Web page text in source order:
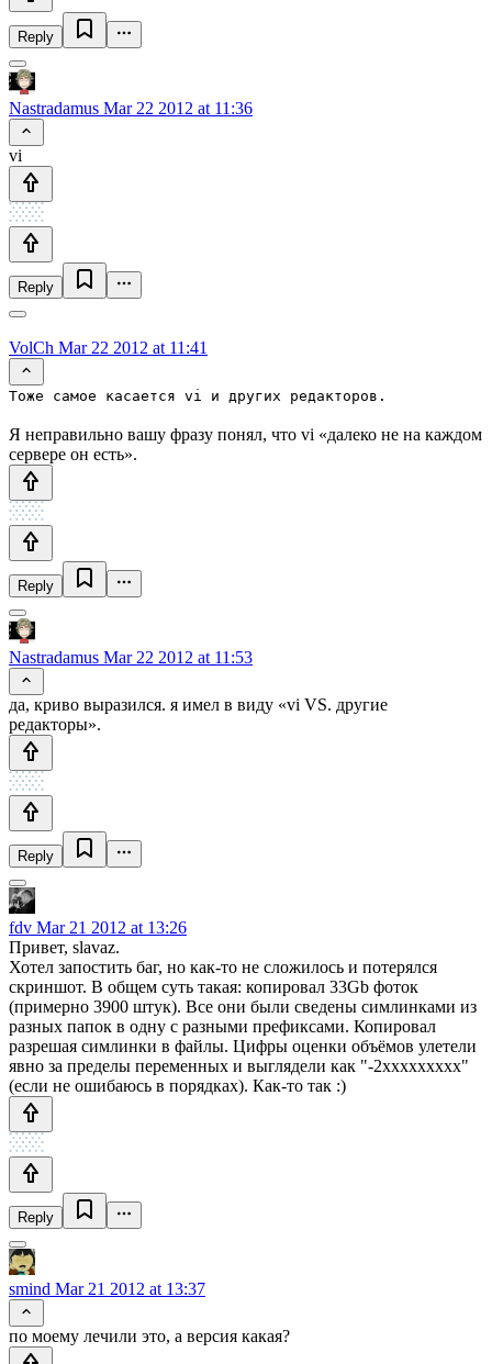
Reply
Nastradamus Mar 22 2012 at 11:36
vi
Reply
VolCh Mar 22 2012 at 11:41
Тоже самое касается vi и других редакторов.
Я неправильно вашу фразу понял, что vi «далеко не на каждом
сервере он есть».
Reply
Nastradamus Mar 22 2012 at 11:53
да, криво выразился. я имел в виду «vi VS. другие
редакторы».
Reply
fdv Mar 21 2012 at 13:26
Привет, slavaz.
Хотел запостить баг, но как-то не сложилось и потерялся
скриншот. В общем суть такая: копировал 33Gb фоток
(примерно 3900 штук). Все они были сведены симлинками из
разных папок в одну с разными префиксами. Копировал
разрешая симлинки в файлы. Цифры оценки объёмов улетели
явно за пределы переменных и выглядели как "-2ххххххххх"
(если не ошибаюсь в порядках). Как-то так :)
Reply
smind Mar 21 2012 at 13:37
по моему лечили это, а версия какая?